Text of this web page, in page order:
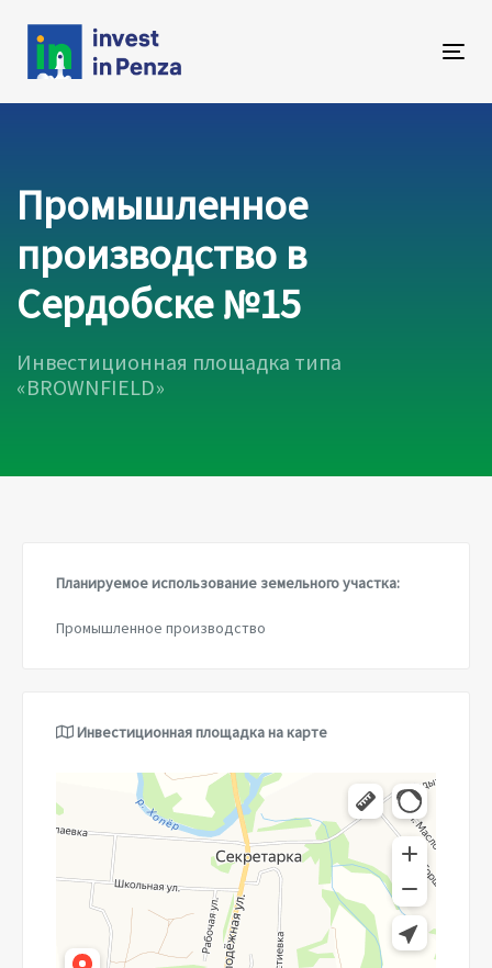
Промышленное
производство в
Сердобске №15
Инвестиционная площадка типа
«BROWNFIELD»
Планируемое использование земельного участка:
Промышленное производство
Инвестиционная площадка на карте
Яндекс.Карты
Село Секретарка — Яндекс.Карты